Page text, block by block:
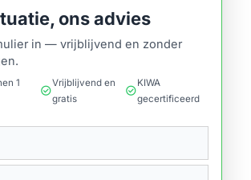
ons advies
in — vrijblijvend en zonder
1
check_circle
Vrijblijvend en
gratis
check_circle
KIWA
gecertificeerd